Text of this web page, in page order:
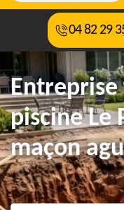
04 82 29
piscine Le
maçon